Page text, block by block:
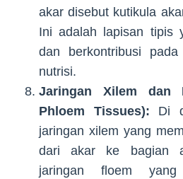
akar disebut kutikula
Ini adalah lapisan tipis
dan berkontribusi
nutrisi.
Jaringan Xilem dan
Phloem Tissues): Di
jaringan xilem yang
dari akar ke bagian
jaringan floem yang